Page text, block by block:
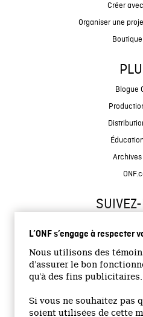
L’ONF s’engage à respecter
Nous utilisons des
d’assurer le bon
qu’à des fins publicitaires.
Si vous ne souhaitez pas
soient utilisées de cette
Créer
Organiser une
Boutique
Blogue
Archives
Site